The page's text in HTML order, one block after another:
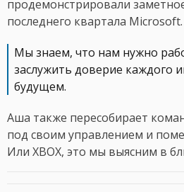
продемонстрировали
последнего квартала Microsoft.
Мы знаем, что нам нужно
заслужить доверие каждого
будущем.
Аша также пересобирает
под своим управлением и
Или XBOX, это мы выясним в